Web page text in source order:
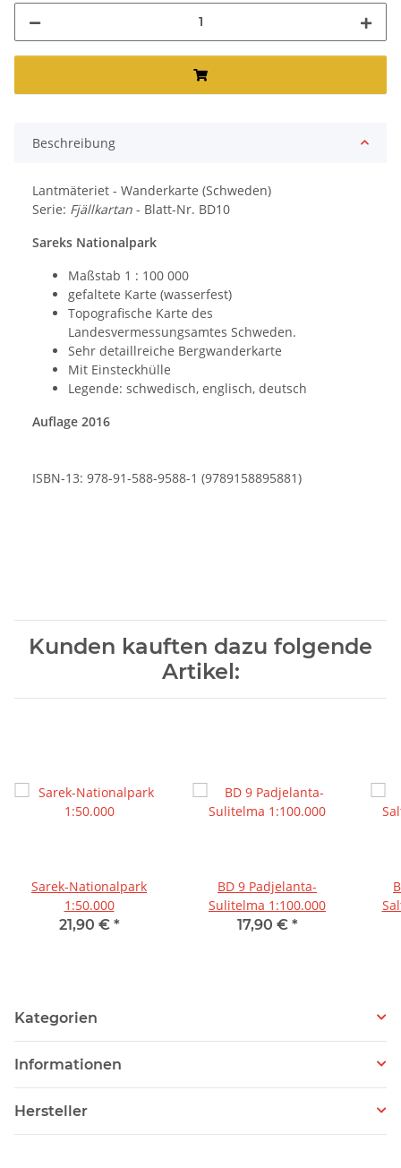
Beschreibung
Lantmäteriet - Wanderkarte (Schweden)
Serie: Fjällkartan - Blatt-Nr. BD10
Sareks Nationalpark
Maßstab 1 : 100 000
gefaltete Karte (wasserfest)
Topografische Karte des
Landesvermessungsamtes Schweden.
Sehr detaillreiche Bergwanderkarte
Mit Einsteckhülle
Legende: schwedisch, englisch, deutsch
Auflage 2016
ISBN-13: 978-91-588-9588-1 (9789158895881)
Kunden kauften dazu folgende
Artikel:
Sarek-Nationalpark
1:50.000
21,90 € *
BD 9 Padjelanta-
Sulitelma 1:100.000
17,90 € *
Kategorien
Informationen
Hersteller